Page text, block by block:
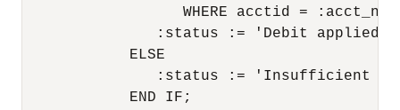
WHERE acctid =
:status := 'Debit
            ELSE
:status := 'Insufficient
            END IF;